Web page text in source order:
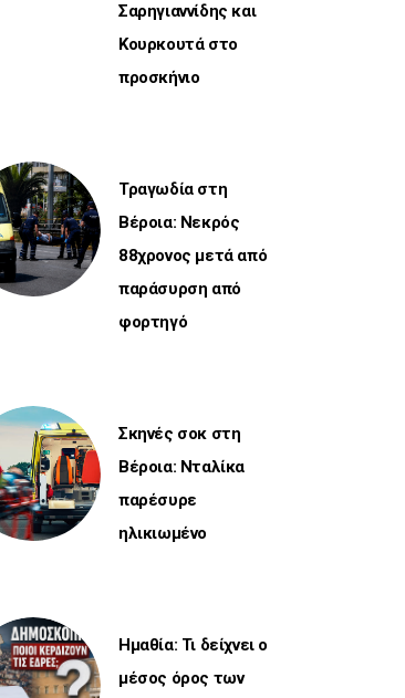
Σαρηγιαννίδης και
Κουρκουτά στο
προσκήνιο
Τραγωδία στη
Βέροια: Νεκρός
88χρονος μετά από
παράσυρση από
φορτηγό
Σκηνές σοκ στη
Βέροια: Νταλίκα
παρέσυρε
ηλικιωμένο
Ημαθία: Τι δείχνει ο
μέσος όρος των